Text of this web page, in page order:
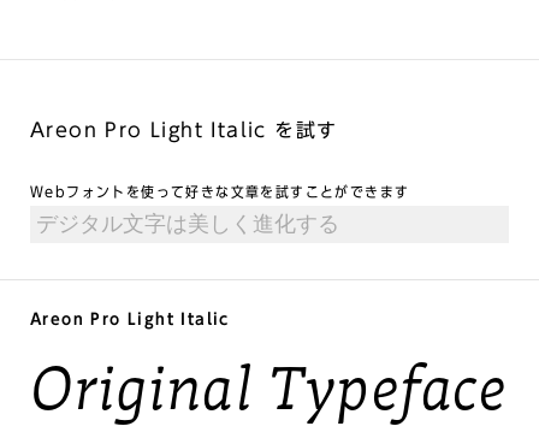
Areon Pro Light Italic を試す
Webフォントを使って好きな文章を試すことができます
Areon Pro Light Italic
Original Typeface